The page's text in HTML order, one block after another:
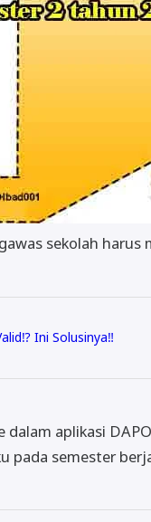
sekolah harus
Ini Solusinya‼️
dalam aplikasi
pada semester